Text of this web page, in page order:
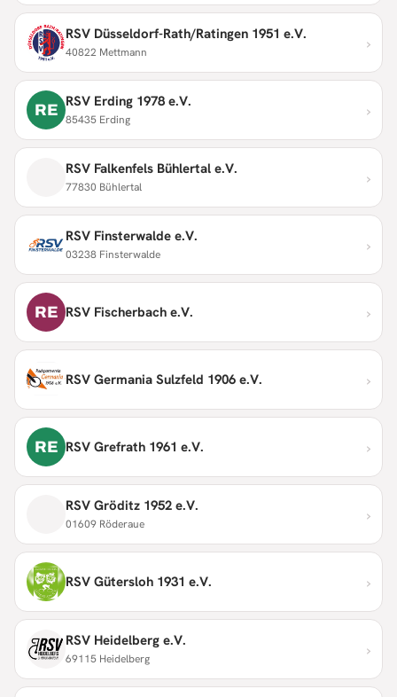
RSV Düsseldorf-Rath/Ratingen 1951 e.V.
40822 Mettmann ›
RE RSV Erding 1978 e.V.
85435 Erding ›
RSV Falkenfels Bühlertal e.V.
77830 Bühlertal ›
RSV Finsterwalde e.V.
03238 Finsterwalde ›
RE RSV Fischerbach e.V. ›
RSV Germania Sulzfeld 1906 e.V. ›
RE RSV Grefrath 1961 e.V. ›
RSV Gröditz 1952 e.V.
01609 Röderaue ›
RSV Gütersloh 1931 e.V. ›
RSV Heidelberg e.V.
69115 Heidelberg ›